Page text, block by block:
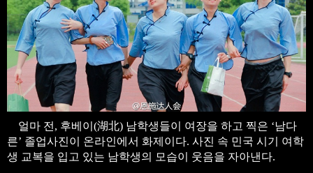
얼마 전, 후베이(湖北) 남학생들이 여장을 하고 찍은 ‘남다
른’ 졸업사진이 온라인에서 화제이다. 사진 속 민국 시기 여학
생 교복을 입고 있는 남학생의 모습이 웃음을 자아낸다.